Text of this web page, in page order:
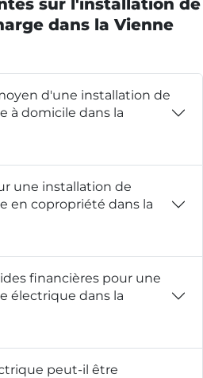
sur l'installation de
dans la Vienne
d'une installation de
à domicile dans la
une installation de
en copropriété dans la
financières pour une
électrique dans la
peut-il être